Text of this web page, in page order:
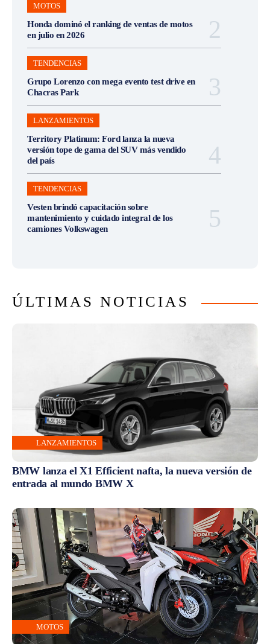
MOTOS
Honda dominó el ranking de ventas de motos
en julio en 2026
TENDENCIAS
Grupo Lorenzo con mega evento test drive en
Chacras Park
LANZAMIENTOS
Territory Platinum: Ford lanza la nueva
versión tope de gama del SUV más vendido
del país
TENDENCIAS
Vesten brindó capacitación sobre
mantenimiento y cuidado integral de los
camiones Volkswagen
ÚLTIMAS NOTICIAS
LANZAMIENTOS
BMW lanza el X1 Efficient nafta, la nueva versión de
entrada al mundo BMW X
MOTOS